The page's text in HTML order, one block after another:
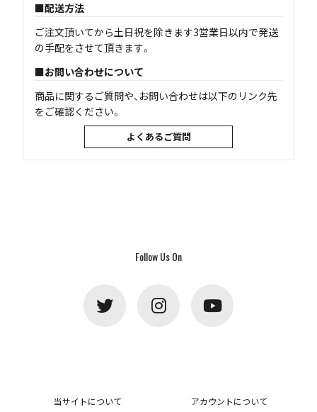
配送方法
ご注文頂いてから土日祝を除きます3営業日以内で発送
の手配をさせて頂きます。
お問い合わせについて
商品に関するご質問や、お問い合わせは以下のリンク先
をご確認ください。
よくあるご質問
Follow Us On
当サイトについて アカウントについて